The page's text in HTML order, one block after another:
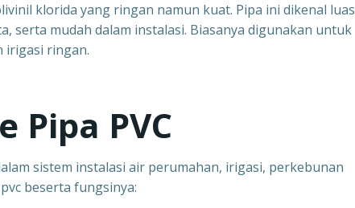
klorida yang ringan namun kuat. Pipa ini dikenal luas
serta mudah dalam instalasi. Biasanya digunakan untuk
irigasi ringan.
Pipa PVC
sistem instalasi air perumahan, irigasi, perkebunan
beserta fungsinya: